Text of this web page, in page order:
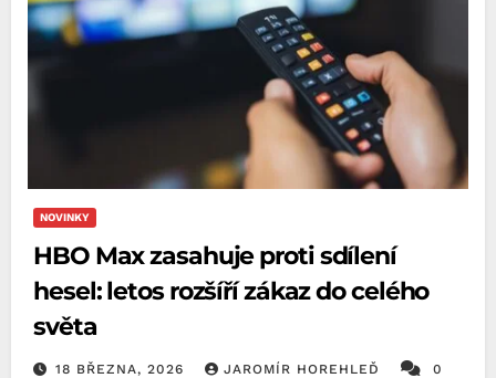
NOVINKY
HBO Max zasahuje proti sdílení
hesel: letos rozšíří zákaz do celého
světa
18 BŘEZNA, 2026 JAROMÍR HOREHLEĎ 0